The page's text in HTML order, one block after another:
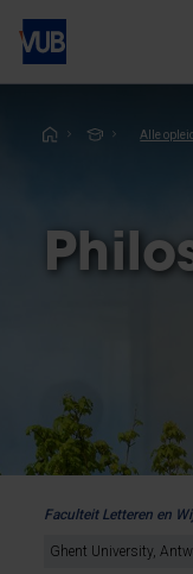
Overslaan
naar
inhoud
Alle
Faculteit Letteren en
Ghent University,